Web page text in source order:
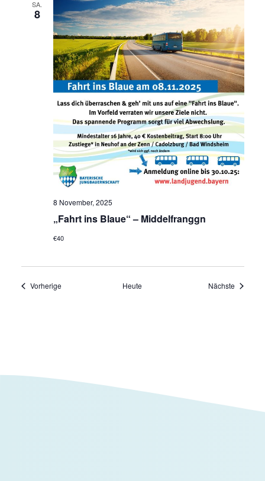
SA.
8
„Fahrt ins Blaue“ – Middelfranggn
8 November, 2025
€40
VorherigeVeranstaltungen Heute Nächste